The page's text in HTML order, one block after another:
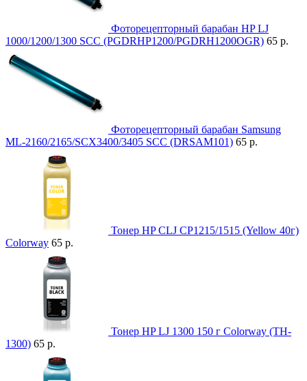
Фоторецепторный барабан HP LJ
1000/1200/1300 SCC (PGDRHP1200/PGDRH1200OGR) 65 р.
Фоторецепторный барабан Samsung
ML-2160/2165/SCX3400/3405 SCC (DRSAM101) 65 р.
Тонер HP CLJ CP1215/1515 (Yellow 40г)
Colorway 65 р.
Тонер HP LJ 1300 150 г Colorway (TH-
1300) 65 р.